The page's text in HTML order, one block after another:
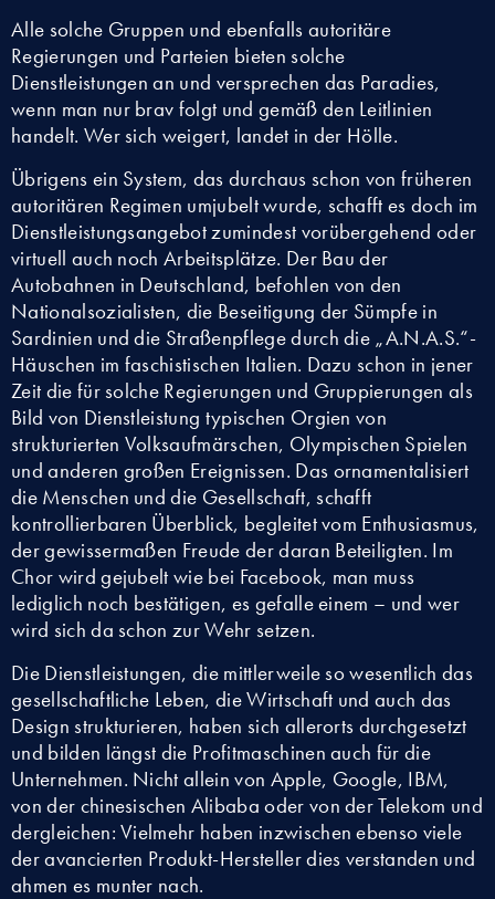
Alle solche Gruppen und ebenfalls autoritäre
Regierungen und Parteien bieten solche
Dienstleistungen an und versprechen das Paradies,
wenn man nur brav folgt und gemäß den Leitlinien
handelt. Wer sich weigert, landet in der Hölle.
Übrigens ein System, das durchaus schon von früheren
autoritären Regimen umjubelt wurde, schafft es doch im
Dienstleistungsangebot zumindest vorübergehend oder
virtuell auch noch Arbeitsplätze. Der Bau der
Autobahnen in Deutschland, befohlen von den
Nationalsozialisten, die Beseitigung der Sümpfe in
Sardinien und die Straßenpflege durch die „A.N.A.S.“-
Häuschen im faschistischen Italien. Dazu schon in jener
Zeit die für solche Regierungen und Gruppierungen als
Bild von Dienstleistung typischen Orgien von
strukturierten Volksaufmärschen, Olympischen Spielen
und anderen großen Ereignissen. Das ornamentalisiert
die Menschen und die Gesellschaft, schafft
kontrollierbaren Überblick, begleitet vom Enthusiasmus,
der gewissermaßen Freude der daran Beteiligten. Im
Chor wird gejubelt wie bei Facebook, man muss
lediglich noch bestätigen, es gefalle einem – und wer
wird sich da schon zur Wehr setzen.
Die Dienstleistungen, die mittlerweile so wesentlich das
gesellschaftliche Leben, die Wirtschaft und auch das
Design strukturieren, haben sich allerorts durchgesetzt
und bilden längst die Profitmaschinen auch für die
Unternehmen. Nicht allein von Apple, Google, IBM,
von der chinesischen Alibaba oder von der Telekom und
dergleichen: Vielmehr haben inzwischen ebenso viele
der avancierten Produkt-Hersteller dies verstanden und
ahmen es munter nach.